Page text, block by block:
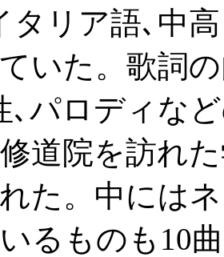
タリア語､中
いた。歌詞
､パロディな
道院を訪れ
た。中には
るものも10